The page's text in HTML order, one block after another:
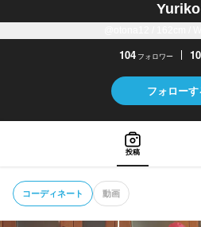
Yuriko
104 フォロワー
フォローす
投稿
コーディネート 動画